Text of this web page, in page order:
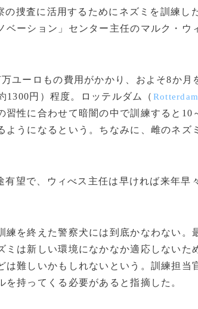
捜査に活用するためにネズミを訓練し
ベーション」センター主任のマルク・ウ
ユーロもの費用がかかり、およそ8か月
1300円）程度。ロッテルダム（ Rotterdam
習性に合わせて暗闇の中で訓練すると10
ようになるという。ちなみに、雌のネズ
望で、ウィべス主任は早ければ来年早
を終えた警察犬には到底かなわない。
ミは新しい環境になかなか適応しないた
は難しいかもしれないという。訓練担当
持ってくる必要があると指摘した。